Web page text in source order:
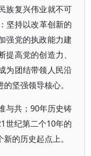
族复兴伟业就不可
坚持以改革创新的
强党的执政能力建
高党的创造力、
为团结带领人民沿
坚强领导核心。
与共；90年历史铸
世纪第二个10年的
的历史起点上。